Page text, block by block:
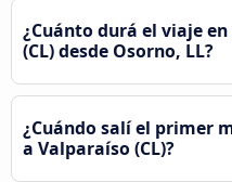
¿Cuánto durá el viaje
(CL) desde Osorno, LL?
¿Cuándo salí el primer
a Valparaíso (CL)?